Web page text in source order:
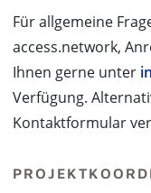
Für allgemeine
access.network,
Ihnen gerne unter
Verfügung.
Kontaktformular